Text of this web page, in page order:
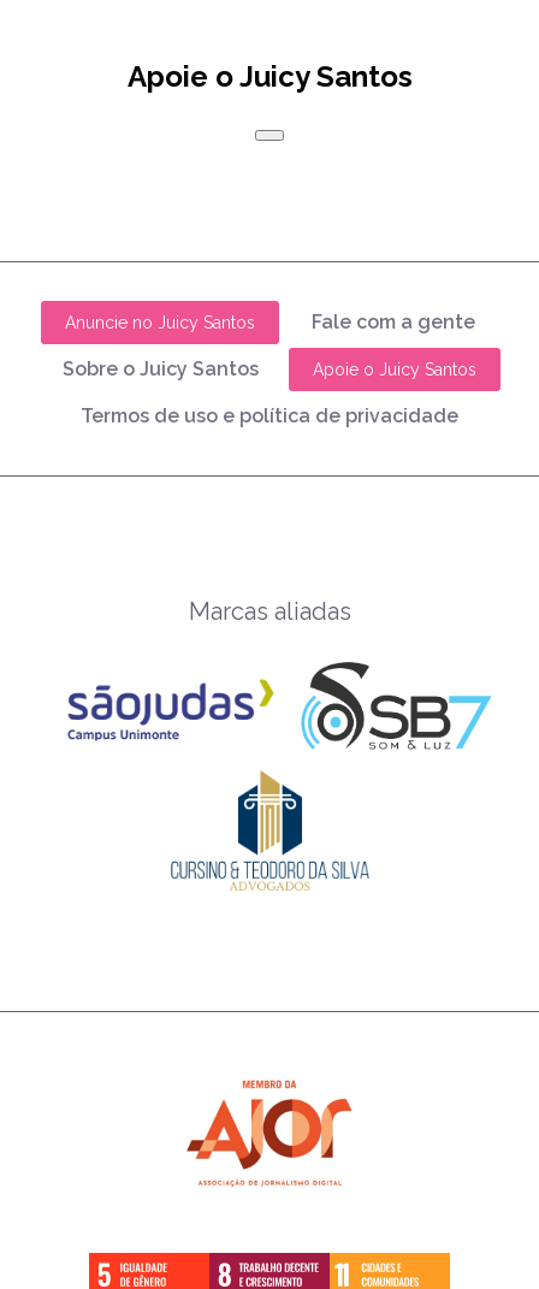
Apoie o Juicy Santos
Anuncie no Juicy Santos Fale com a gente
Sobre o Juicy Santos Apoie o Juicy Santos
Termos de uso e política de privacidade
Marcas aliadas